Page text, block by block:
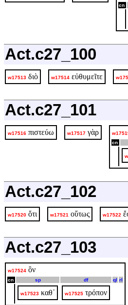
cn
Act.c27_100
w17513 διὸ w17514 εὐθυμεῖτε
Act.c27_101
w17516 πιστεύω w17517 γὰρ
cn
Act.c27_102
w17520 ὅτι w17521 οὕτως w17522
Act.c27_103
w17524 ὃν
cn sp df ql rl
w17523 καθ᾽ w17525 τρόπον